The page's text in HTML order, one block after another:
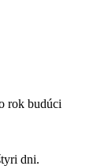
rok budúci
dni.